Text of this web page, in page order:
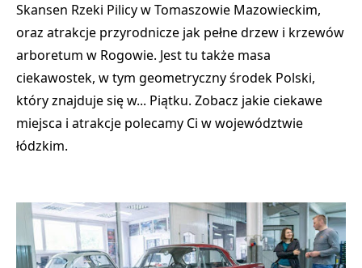
Skansen Rzeki Pilicy w Tomaszowie Mazowieckim,
oraz atrakcje przyrodnicze jak pełne drzew i krzewów
arboretum w Rogowie. Jest tu także masa
ciekawostek, w tym geometryczny środek Polski,
który znajduje się w... Piątku. Zobacz jakieciekawe
miejsca i atrakcje polecamy Ci w województwie
łódzkim.